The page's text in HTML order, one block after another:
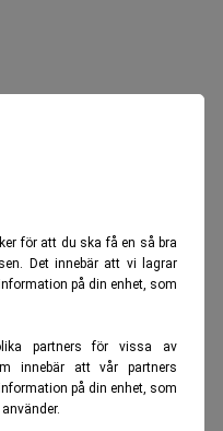
för att du ska få en så bra
Det innebär att vi lagrar
på din enhet, som
partners för vissa av
innebär att vår partners
på din enhet, som
använder.
i juni och totalt sett
med 2,7
förra året.
turbulensen
kring
vice vd på Bil
enligt
Hittills i år har